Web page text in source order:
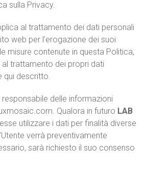
sulla Privacy.
al trattamento dei dati personali
web per l’erogazione dei suoi
misure contenute in questa Politica,
al trattamento dei propri dati
qui descritto.
responsabile delle informazioni
Qualora in futuro LAB
utilizzare i dati per finalità diverse
verrà preventivamente
sarà richiesto il suo consenso